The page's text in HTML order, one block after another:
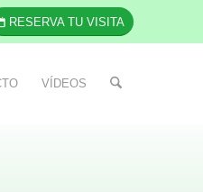
RESERVA TU VISITA
VÍDEOS